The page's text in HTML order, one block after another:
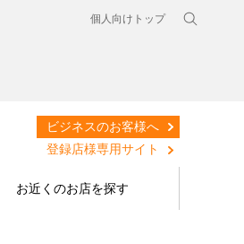
個人向けトップ
ビジネスのお客様へ
登録店様専用サイト
お近くのお店を探す